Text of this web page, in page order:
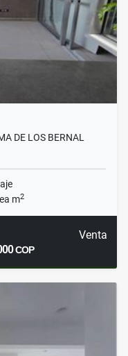
DE LOS BERNAL
m2
Venta
COP